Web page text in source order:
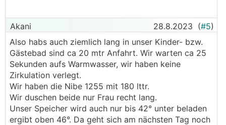
Akani 28.8.2023 (#5)
Also habs auch ziemlich lang in unser Kinder- bzw.
Gästebad sind ca 20 mtr Anfahrt. Wir warten ca 25
Sekunden aufs Warmwasser, wir haben keine
Zirkulation verlegt.
Wir haben die Nibe 1255 mit 180 lttr.
Wir duschen beide nur Frau recht lang.
Unser Speicher wird auch nur bis 42° unter beladen
ergibt oben 46°. Da geht sich am nächsten Tag noch